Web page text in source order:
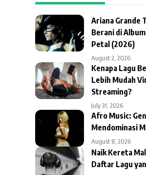
Ariana Grande
Berani di
Petal (2026)
August 2, 2026
Kenapa Lagu
Lebih Mudah
Streaming?
July 31, 2026
Afro Music:
Mendominasi
August 8, 2026
Naik Kereta
Daftar Lagu